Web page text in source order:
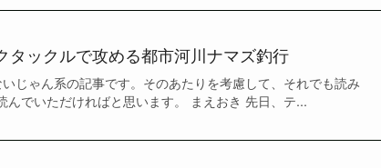
タックルで攻める都市河川ナマズ釣行
じゃん系の記事です。そのあたりを考慮して、それでも読み
んでいただければと思います。 まえおき 先日、テ...